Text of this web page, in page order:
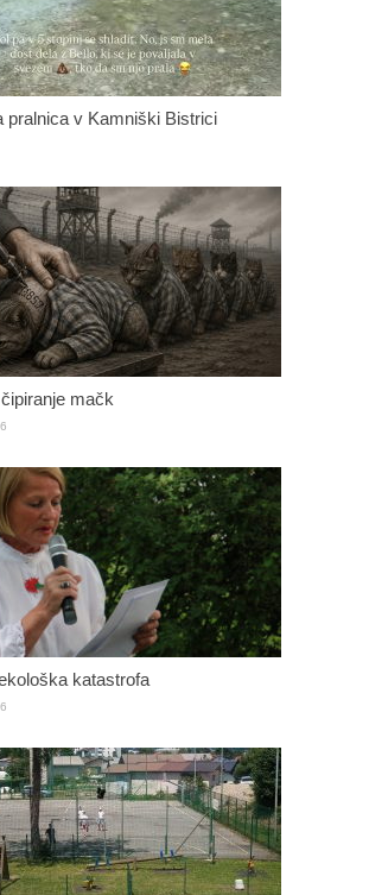
pralnica v Kamniški Bistrici
mačk
katastrofa